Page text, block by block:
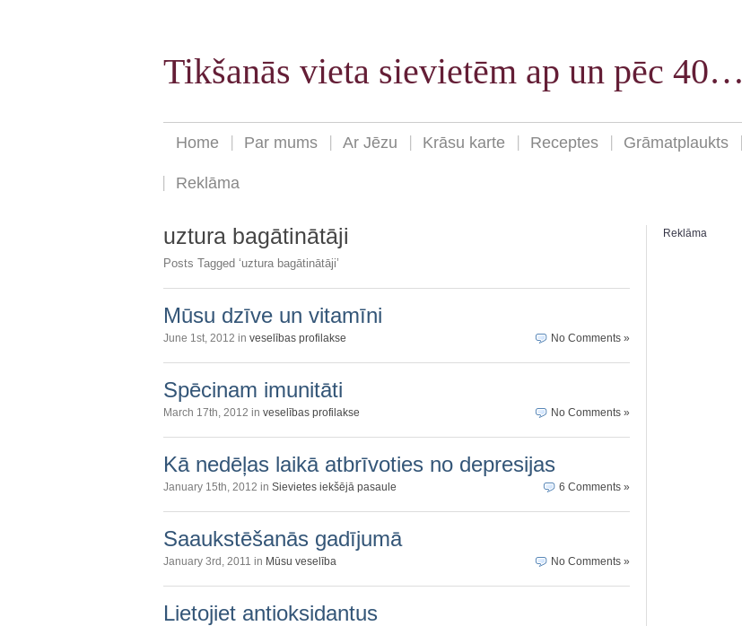
Tikšanās vieta sievietēm ap un pēc 40…
Home Par mums Ar Jēzu Krāsu karte Receptes Grāmatplaukts
Reklāma
uztura bagātinātāji
Posts Tagged ‘uztura bagātinātāji’
Mūsu dzīve un vitamīni
June 1st, 2012 in veselības profilakse No Comments »
Spēcinam imunitāti
March 17th, 2012 in veselības profilakse No Comments »
Kā nedēļas laikā atbrīvoties no depresijas
January 15th, 2012 in Sievietes iekšējā pasaule 6 Comments »
Saaukstēšanās gadījumā
January 3rd, 2011 in Mūsu veselība No Comments »
Lietojiet antioksidantus
Reklāma